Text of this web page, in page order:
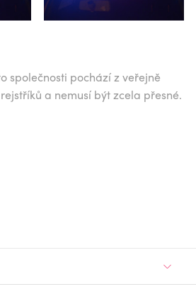
společnosti pochází z veřejně
a nemusí být zcela přesné.